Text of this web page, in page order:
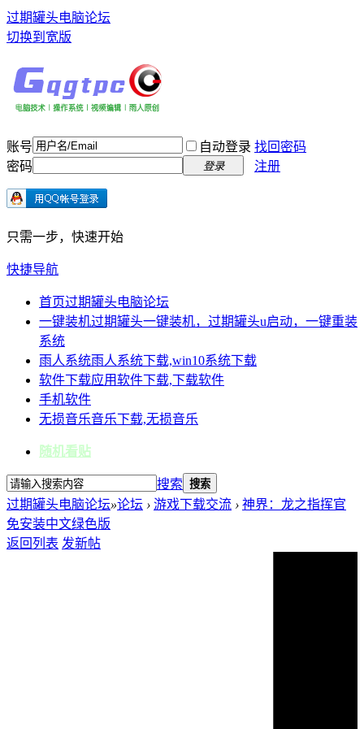
过期罐头电脑论坛
切换到宽版
账号 自动登录 找回密码
密码
登录 注册
只需一步，快速开始
快捷导航
首页过期罐头电脑论坛
一键装机过期罐头一键装机，过期罐头u启动，一键重装
系统
雨人系统雨人系统下载,win10系统下载
软件下载应用软件下载,下载软件
手机软件
无损音乐音乐下载,无损音乐
随机看贴
搜索 搜索
过期罐头电脑论坛»论坛 › 游戏下载交流 › 神界：龙之指挥官
免安装中文绿色版
返回列表 发新帖